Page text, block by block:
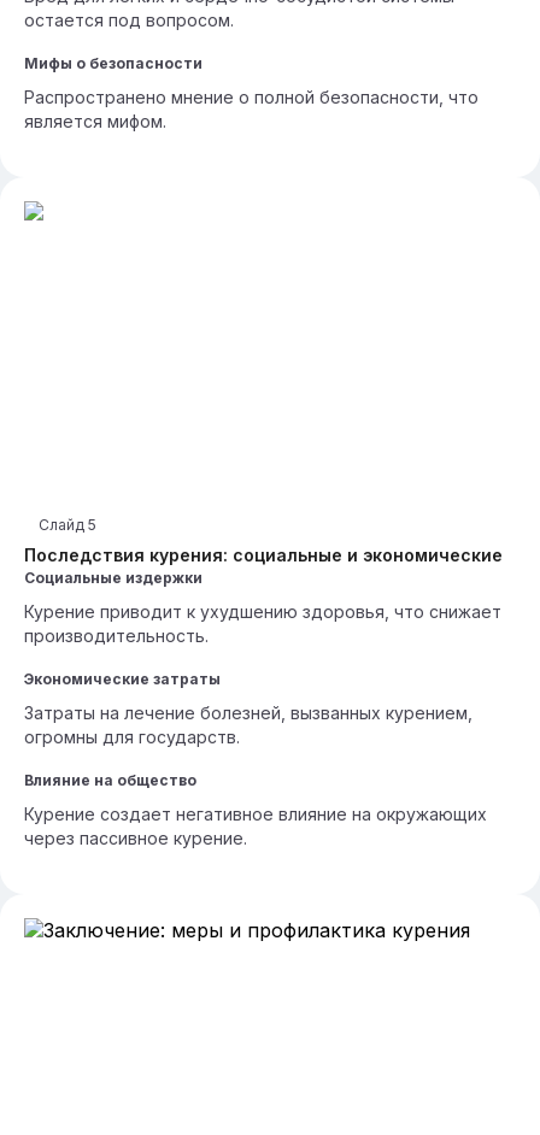
остается под вопросом.
Мифы о безопасности
Распространено мнение о полной безопасности, что
является мифом.
Последствия курения: социальные и экономические
Слайд 5
Социальные издержки
Курение приводит к ухудшению здоровья, что снижает
производительность.
Экономические затраты
Затраты на лечение болезней, вызванных курением,
огромны для государств.
Влияние на общество
Курение создает негативное влияние на окружающих
через пассивное курение.